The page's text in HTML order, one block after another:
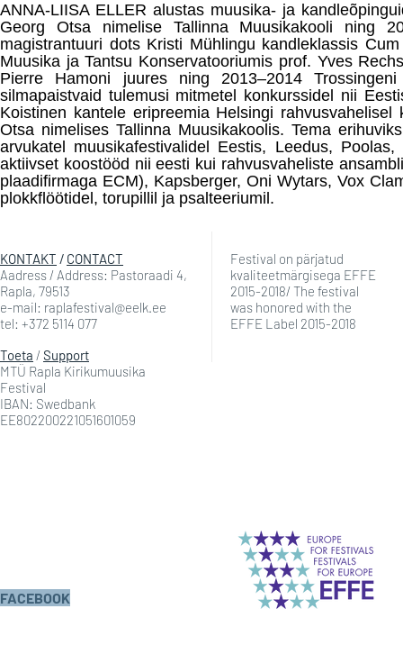
ANNA-LIISA ELLER alustas muusika- ja
Georg Otsa nimelise Tallinna Muusikakooli ning
magistrantuuri dots Kristi Mühlingu kandleklassis
Muusika ja Tantsu Konservatooriumis prof. Yves
Pierre Hamoni juures ning 2013–2014
silmapaistvaid tulemusi mitmetel konkurssidel nii
Koistinen kantele eripreemia Helsingi
Otsa nimelises Tallinna Muusikakoolis. Tema
arvukatel muusikafestivalidel Eestis, Leedus,
aktiivset koostööd nii eesti kui rahvusvaheliste
plaadifirmaga ECM), Kapsberger, Oni Wytars, Vox
plokkflöötidel, torupillil ja psalteeriumil.
KONTAKT / CONTACT
Aadress / Address: Pastoraadi 4,
Rapla, 79513
e-mail: raplafestival@eelk.ee
tel: +372 5114 077
Toeta / Support
MTÜ Rapla Kirikumuusika
Festival
IBAN: Swedbank
EE802200221051601059
Festival on pärjatud
kvaliteetmärgisega EFFE
2015-2018/ The festival
was honored with the
EFFE Label 2015-2018
FACEBOOK